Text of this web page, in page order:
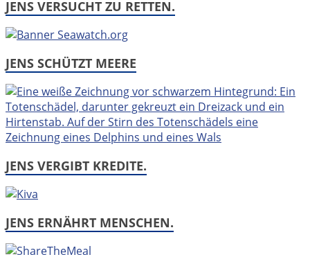
JENS VERSUCHT ZU RETTEN.
JENS SCHÜTZT MEERE
JENS VERGIBT KREDITE.
JENS ERNÄHRT MENSCHEN.